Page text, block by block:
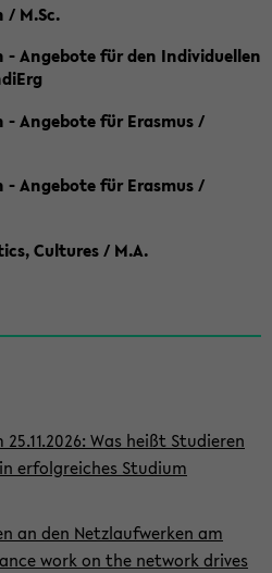
/ M.Sc.
- Angebote für den Individuellen
Angebote für Erasmus /
Angebote für Erasmus /
Cultures / M.A.
Was heißt Studieren
erfolgreiches Studium
an den Netzlaufwerken am
work on the network drives